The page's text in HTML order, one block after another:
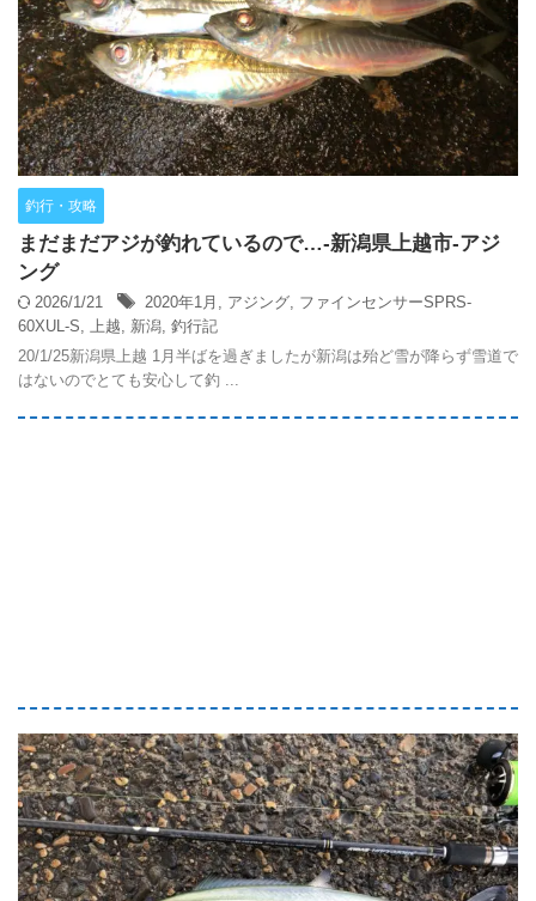
釣行・攻略
まだまだアジが釣れているので…-新潟県上越市-アジ
ング
2026/1/21 2020年1月 , アジング, ファインセンサーSPRS-
60XUL-S, 上越, 新潟, 釣行記
20/1/25新潟県上越 1月半ばを過ぎましたが新潟は殆ど雪が降らず雪道で
はないのでとても安心して釣 ...